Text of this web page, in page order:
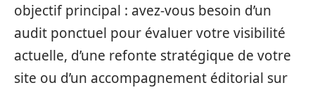
objectif principal : avez-vous besoin d’un
audit ponctuel pour évaluer votre visibilité
actuelle, d’une refonte stratégique de votre
site ou d’un accompagnement éditorial sur